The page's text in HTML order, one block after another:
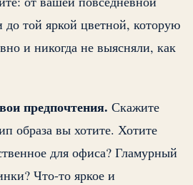
до той яркой цветной, которую
и никогда не выясняли, как
предпочтения. Скажите
образа вы хотите. Хотите
для офиса? Гламурный
Что-то яркое и